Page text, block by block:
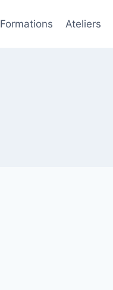
Formations Ateliers